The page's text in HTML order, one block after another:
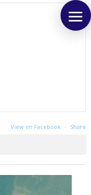
View on Facebook · Share